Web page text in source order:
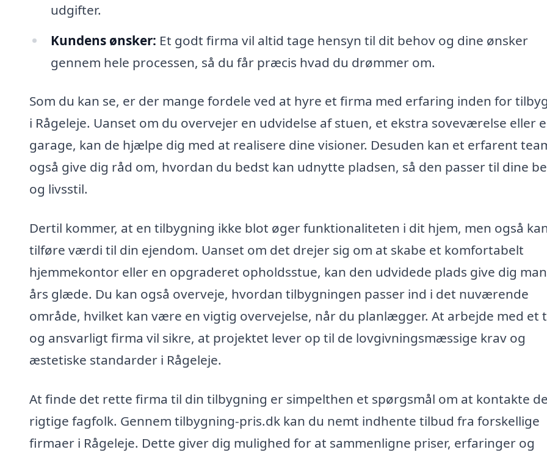
udgifter.
Kundens ønsker: Et godt firma vil altid tage hensyn til dit behov og dine ønsker
gennem hele processen, så du får præcis hvad du drømmer om.
Som du kan se, er der mange fordele ved at hyre et firma med erfaring inden for
i Rågeleje. Uanset om du overvejer en udvidelse af stuen, et ekstra soveværelse eller
garage, kan de hjælpe dig med at realisere dine visioner. Desuden kan et erfarent
også give dig råd om, hvordan du bedst kan udnytte pladsen, så den passer til dine
og livsstil.
Dertil kommer, at en tilbygning ikke blot øger funktionaliteten i dit hjem, men også
tilføre værdi til din ejendom. Uanset om det drejer sig om at skabe et komfortabelt
hjemmekontor eller en opgraderet opholdsstue, kan den udvidede plads give dig
års glæde. Du kan også overveje, hvordan tilbygningen passer ind i det nuværende
område, hvilket kan være en vigtig overvejelse, når du planlægger. At arbejde med et
og ansvarligt firma vil sikre, at projektet lever op til de lovgivningsmæssige krav og
æstetiske standarder i Rågeleje.
At finde det rette firma til din tilbygning er simpelthen et spørgsmål om at kontakte de
rigtige fagfolk. Gennem tilbygning-pris.dk kan du nemt indhente tilbud fra forskellige
firmaer i Rågeleje. Dette giver dig mulighed for at sammenligne priser, erfaringer og